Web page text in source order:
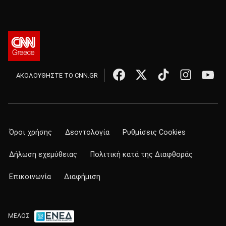
ΑΚΟΛΟΥΘΗΣΤΕ ΤΟ CNN.GR
Όροι χρήσης Δεοντολογία Ρυθμίσεις Cookies
Δήλωση εχεμύθειας Πολιτική κατά της Διαφθοράς
Επικοινωνία Διαφήμιση
ΜΕΛΟΣ